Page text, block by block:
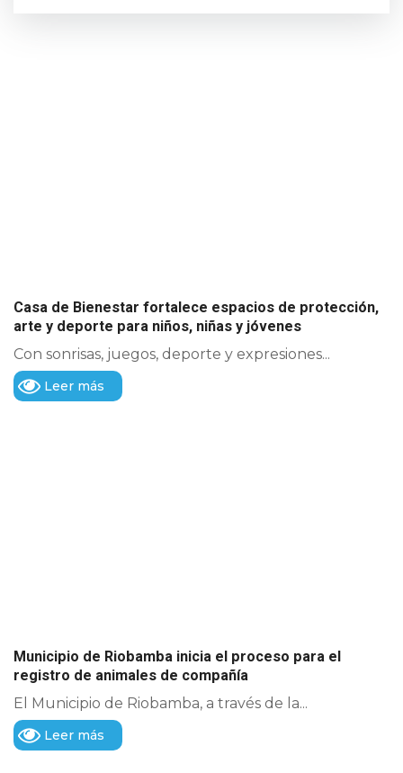
Casa de Bienestar fortalece espacios de protección,
arte y deporte para niños, niñas y jóvenes
Con sonrisas, juegos, deporte y expresiones...
Leer más
Municipio de Riobamba inicia el proceso para el
registro de animales de compañía
El Municipio de Riobamba, a través de la...
Leer más